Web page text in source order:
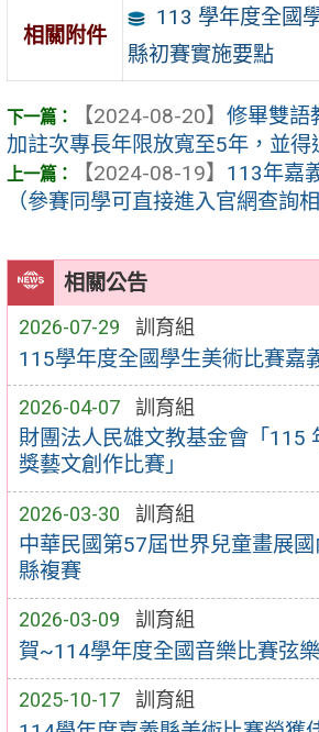
相關公告
2026-07-29 訓育組
115學年度全國學生美術比賽嘉
2026-04-07 訓育組
財團法人民雄文教基金會「115
獎藝文創作比賽」
2026-03-30 訓育組
中華民國第57屆世界兒童畫展
縣複賽
2026-03-09 訓育組
賀~114學年度全國音樂比賽弦
2025-10-17 訓育組
相關附件
113 學年度全國
縣初賽實施要點
【2024-08-20】 修畢雙語
加註次專長年限放寬至5年，並得
【2024-08-19】 113年嘉
（參賽同學可直接進入官網查詢